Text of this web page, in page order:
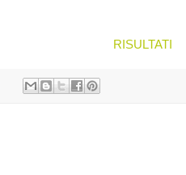
RISULTATI